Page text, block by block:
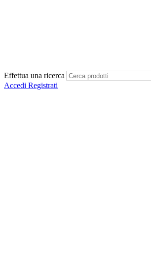
Effettua una ricerca
Accedi Registrati